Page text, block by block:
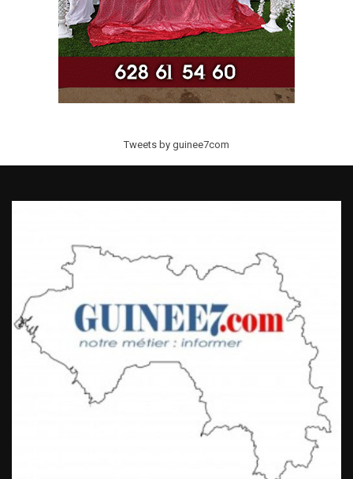
Tweets by guinee7com